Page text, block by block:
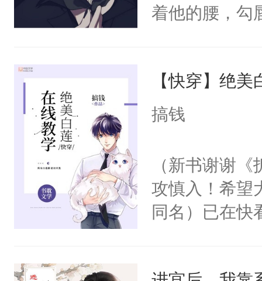
着他的腰，勾
来，给老公
用力——为你
【快穿】绝
搞钱
（新书谢谢
攻慎入！希望
同名）已在快